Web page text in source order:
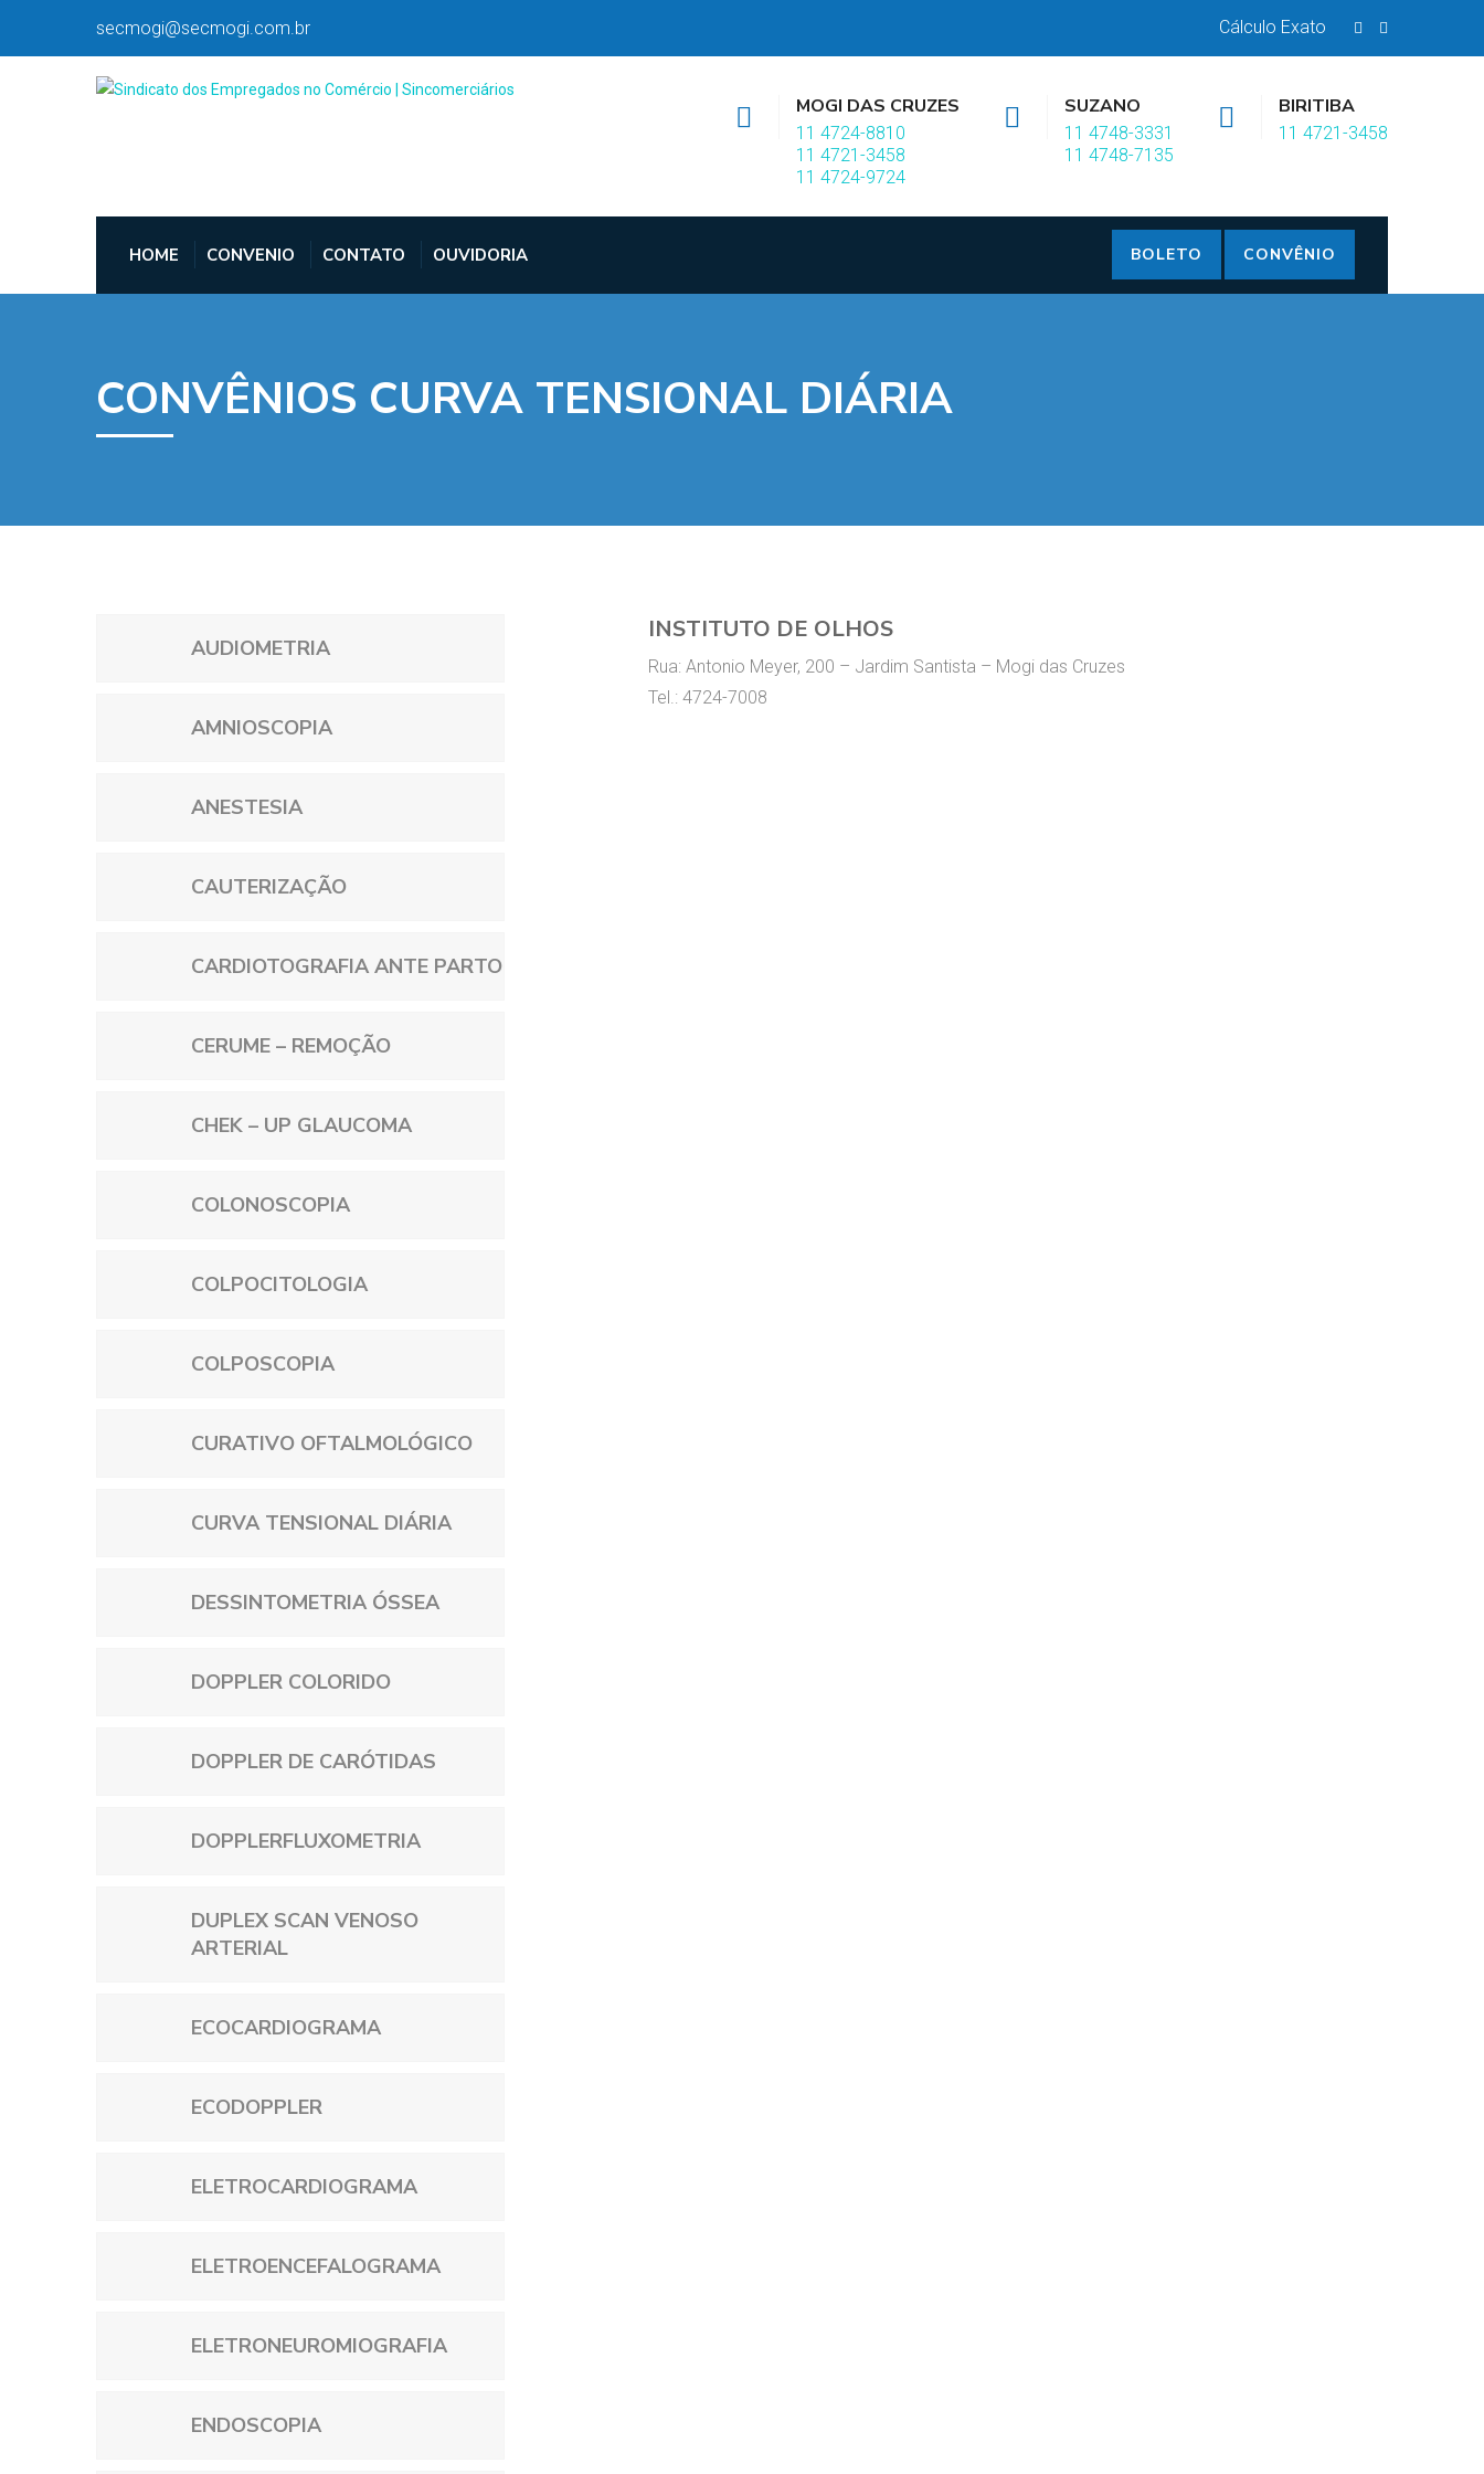
secmogi@secmogi.com.br Cálculo Exato
MOGI DAS CRUZES
11 4724-8810
11 4721-3458
11 4724-9724
SUZANO
11 4748-3331
11 4748-7135
BIRITIBA
11 4721-3458
HOME CONVENIO CONTATO OUVIDORIA BOLETO CONVÊNIO
CONVÊNIOS CURVA TENSIONAL DIÁRIA
INSTITUTO DE OLHOS
Rua: Antonio Meyer, 200 – Jardim Santista – Mogi das Cruzes
Tel.: 4724-7008
AUDIOMETRIA
AMNIOSCOPIA
ANESTESIA
CAUTERIZAÇÃO
CARDIOTOGRAFIA ANTE PARTO
CERUME – REMOÇÃO
CHEK – UP GLAUCOMA
COLONOSCOPIA
COLPOCITOLOGIA
COLPOSCOPIA
CURATIVO OFTALMOLÓGICO
CURVA TENSIONAL DIÁRIA
DESSINTOMETRIA ÓSSEA
DOPPLER COLORIDO
DOPPLER DE CARÓTIDAS
DOPPLERFLUXOMETRIA
DUPLEX SCAN VENOSO
ARTERIAL
ECOCARDIOGRAMA
ECODOPPLER
ELETROCARDIOGRAMA
ELETROENCEFALOGRAMA
ELETRONEUROMIOGRAFIA
ENDOSCOPIA